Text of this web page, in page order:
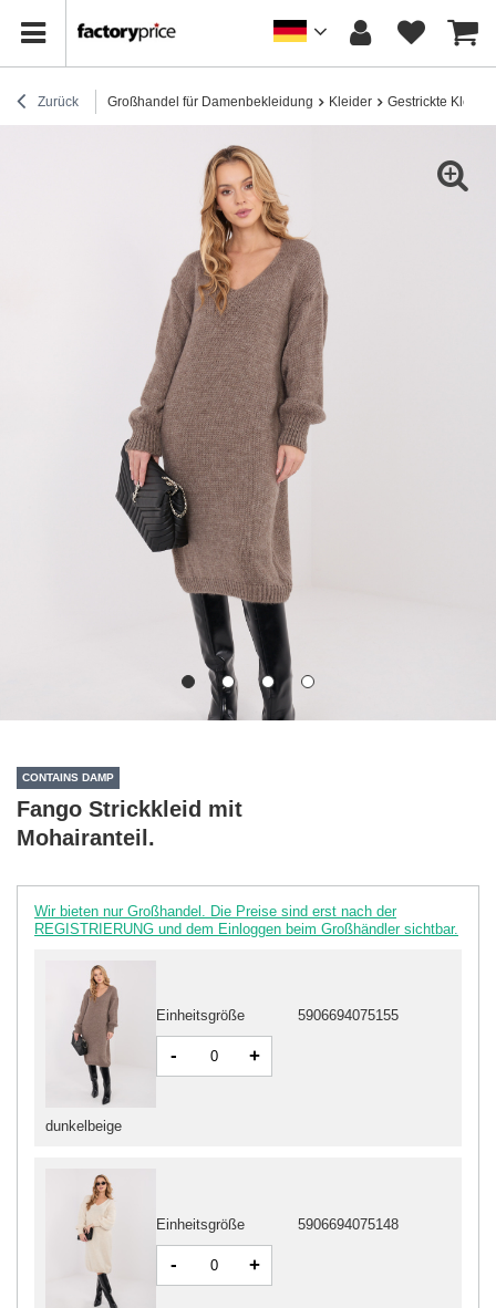
Zurück Großhandel für Damenbekleidung Kleider Gestrickte Kleider
CONTAINS DAMP
Fango Strickkleid mit
Mohairanteil.
Wir bieten nur Großhandel. Die Preise sind erst nach der
REGISTRIERUNG und dem Einloggen beim Großhändler sichtbar.
Einheitsgröße 5906694075148
- +
dunkelbeige
Einheitsgröße 5906694075155
- +